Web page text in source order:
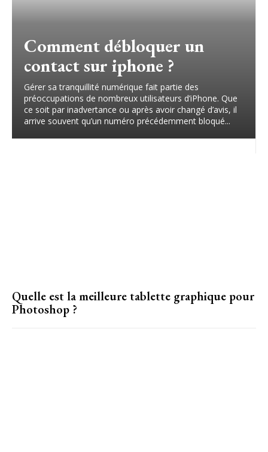
Comment débloquer un
contact sur iphone ?
Gérer sa tranquillité numérique fait partie des
préoccupations de nombreux utilisateurs d’iPhone. Que
ce soit par inadvertance ou après avoir changé d’avis, il
arrive souvent qu’un numéro précédemment bloqué...
Quelle est la meilleure tablette graphique pour
Photoshop ?